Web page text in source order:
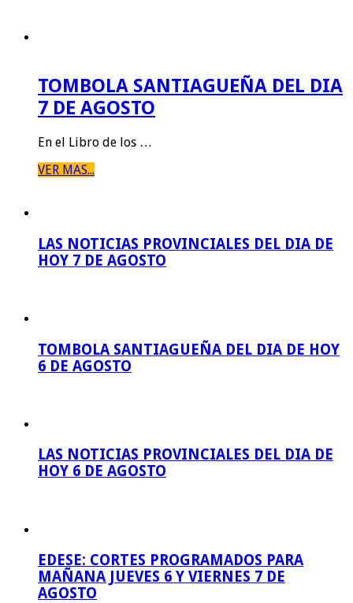
TOMBOLA SANTIAGUEÑA DEL DIA
7 DE AGOSTO
En el Libro de los …
VER MAS...
LAS NOTICIAS PROVINCIALES DEL DIA DE
HOY 7 DE AGOSTO
TOMBOLA SANTIAGUEÑA DEL DIA DE HOY
6 DE AGOSTO
LAS NOTICIAS PROVINCIALES DEL DIA DE
HOY 6 DE AGOSTO
EDESE: CORTES PROGRAMADOS PARA
MAÑANA JUEVES 6 Y VIERNES 7 DE
AGOSTO